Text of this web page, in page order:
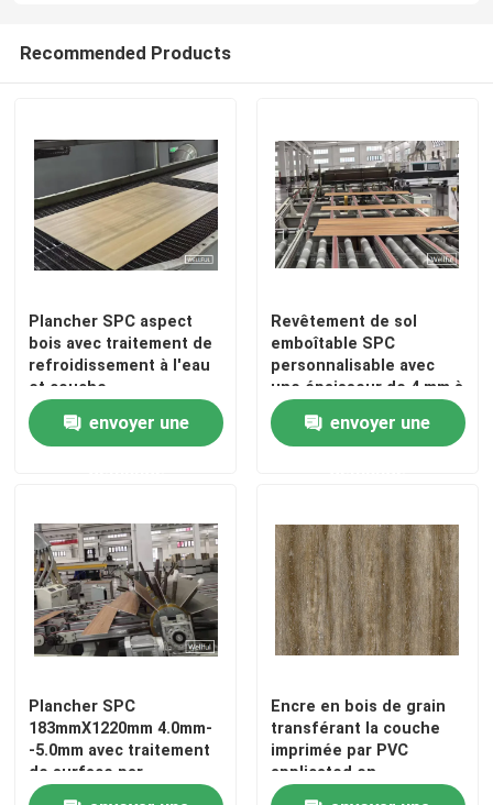
Recommended Products
Plancher SPC aspect
bois avec traitement de
refroidissement à l'eau
et couche
d'usure/couche
d'impression/couche de
envoyer une
Revêtement de sol
emboîtable SPC
personnalisable avec
une épaisseur de 4 mm à
6,5 mm
envoyer une
Plancher SPC
183mmX1220mm 4.0mm-
-5.0mm avec traitement
de surface par
revêtement UV
Encre en bois de grain
transférant la couche
imprimée par PVC
applicated en
parquetant la surface